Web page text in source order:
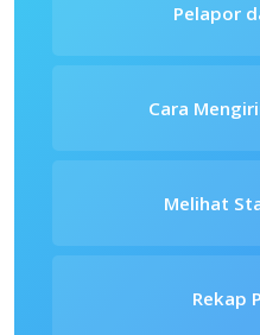
Pelapor
Cara
Melihat
Rekap